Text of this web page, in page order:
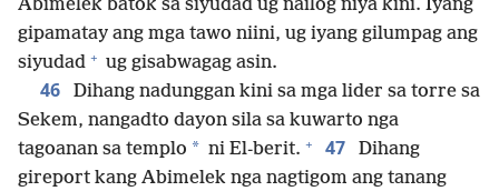
Abimelek batok sa siyudad ug nailog niya kini. Iyang
gipamatay ang mga tawo niini, ug iyang gilumpag ang
siyudad + ug gisabwagag asin.
46
Dihang nadunggan kini sa mga lider sa torre sa
Sekem, nangadto dayon sila sa kuwarto nga
tagoanan sa templo * ni El-berit. + 47
Dihang
gireport kang Abimelek nga nagtigom ang tanang